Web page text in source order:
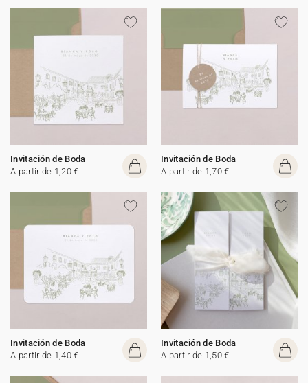
Invitación de Boda
A partir de 1,20 €
Invitación de Boda
A partir de 1,70 €
Invitación de Boda
A partir de 1,40 €
Invitación de Boda
A partir de 1,50 €